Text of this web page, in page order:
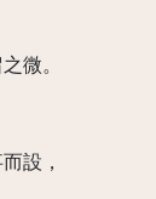
微。
設，